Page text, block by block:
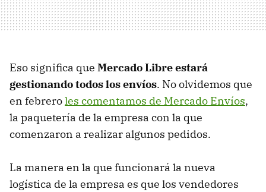
Eso significa que Mercado Libre estará
gestionando todos los envíos. No olvidemos que
en febreroles comentamos de Mercado Envíos,
la paquetería de la empresa con la que
comenzaron a realizar algunos pedidos.
La manera en la que funcionará la nueva
logística de la empresa es que los vendedores